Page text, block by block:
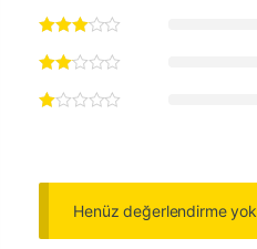
Henüz değerlendirme yok